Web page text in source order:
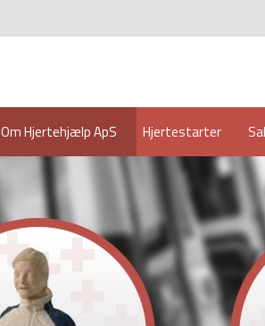
Om Hjertehjælp ApS Hjertestarter